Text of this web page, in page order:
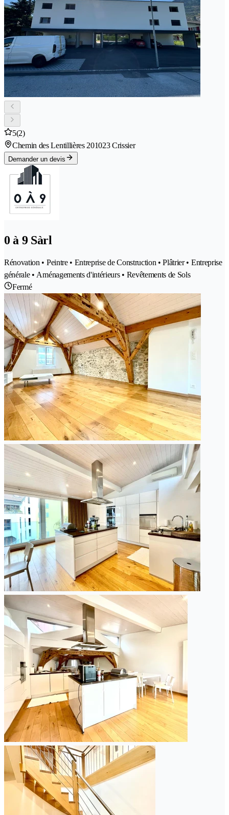
5(2)
Chemin des Lentillières 201023 Crissier
Demander un devis
0 à 9 Sàrl
Rénovation • Peintre • Entreprise de Construction • Plâtrier • Entreprise
générale • Aménagements d'intérieurs • Revêtements de Sols
Fermé